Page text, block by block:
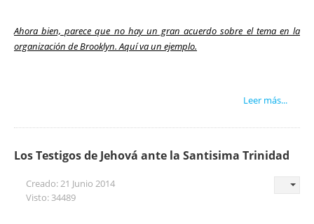
Ahora bien, parece que no hay un gran acuerdo sobre el tema en la
organización de Brooklyn. Aquí va un ejemplo.
Leer más...
Los Testigos de Jehová ante la Santisima Trinidad
Creado: 21 Junio 2014
Visto: 34489